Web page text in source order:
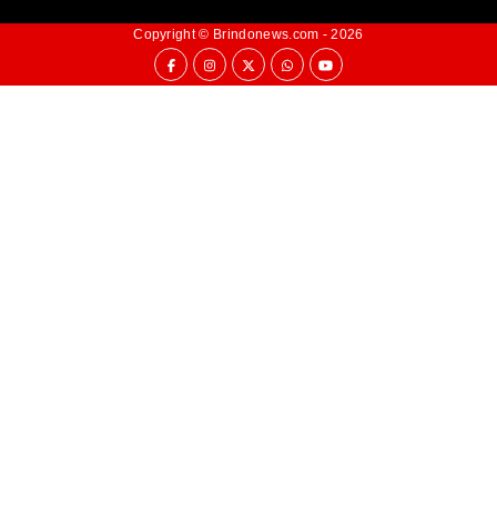
Copyright © Brindonews.com - 2026